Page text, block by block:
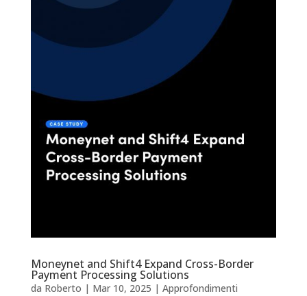
Moneynet and Shift4 Expand Cross-Border
Payment Processing Solutions
da Roberto | Mar 10, 2025 | Approfondimenti